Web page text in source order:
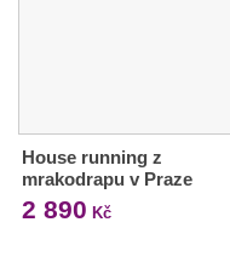
House running z
mrakodrapu v Praze
2 890 Kč